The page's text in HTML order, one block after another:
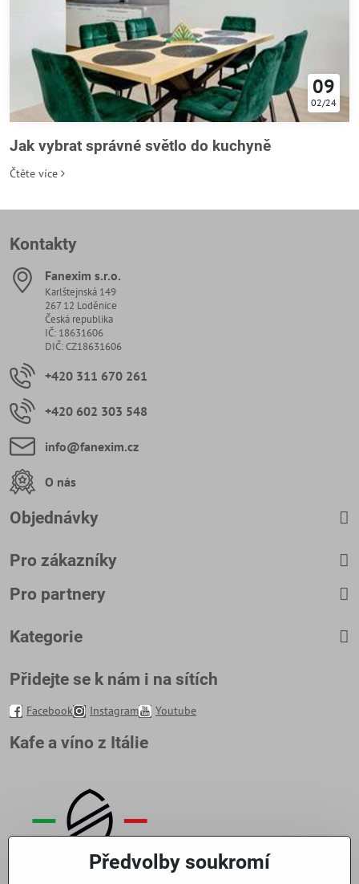
09
02/24
Jak vybrat správné světlo do kuchyně
Čtěte více
Kontakty
Fanexim s​.r​.o​.
Karlštejnská 149
267 12 Loděnice
Česká republika
IČ: 18631606
DIČ: CZ18631606
+420 311 670 261
+420 602 303 548
info​@fanexim​.cz
O nás
Objednávky
Pro zákazníky
Pro partnery
Kategorie
Přidejte se k nám i na sítích
Facebook Instagram Youtube
Kafe a víno z Itálie
Předvolby soukromí